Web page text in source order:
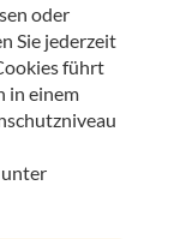
oder
Sie jederzeit
führt
in einem